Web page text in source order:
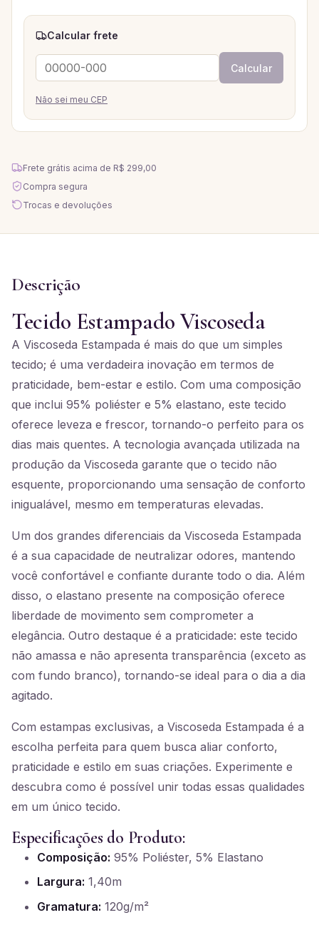
Calcular frete
Calcular
Não sei meu CEP
Frete grátis acima de R$ 299,00
Compra segura
Trocas e devoluções
Descrição
Tecido Estampado Viscoseda
A Viscoseda Estampada é mais do que um simples
tecido; é uma verdadeira inovação em termos de
praticidade, bem-estar e estilo. Com uma composição
que inclui 95% poliéster e 5% elastano, este tecido
oferece leveza e frescor, tornando-o perfeito para os
dias mais quentes. A tecnologia avançada utilizada na
produção da Viscoseda garante que o tecido não
esquente, proporcionando uma sensação de conforto
inigualável, mesmo em temperaturas elevadas.
Um dos grandes diferenciais da Viscoseda Estampada
é a sua capacidade de neutralizar odores, mantendo
você confortável e confiante durante todo o dia. Além
disso, o elastano presente na composição oferece
liberdade de movimento sem comprometer a
elegância. Outro destaque é a praticidade: este tecido
não amassa e não apresenta transparência (exceto as
com fundo branco), tornando-se ideal para o dia a dia
agitado.
Com estampas exclusivas, a Viscoseda Estampada é a
escolha perfeita para quem busca aliar conforto,
praticidade e estilo em suas criações. Experimente e
descubra como é possível unir todas essas qualidades
em um único tecido.
Especificações do Produto:
Composição: 95% Poliéster, 5% Elastano
Largura: 1,40m
Gramatura: 120g/m²